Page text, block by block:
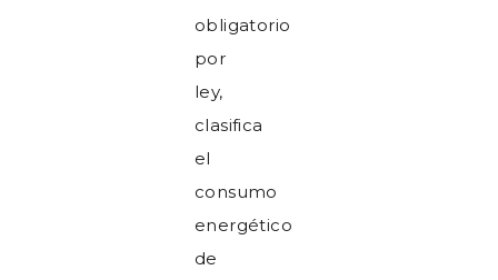
obligatorio
por
ley,
clasifica
el
consumo
energético
de